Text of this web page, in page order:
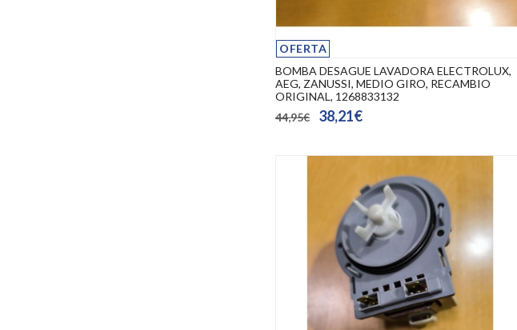
OFERTA
BOMBA DESAGUE LAVADORA ELECTROLUX,
AEG, ZANUSSI, MEDIO GIRO, RECAMBIO
ORIGINAL, 1268833132
44,95€
38,21€